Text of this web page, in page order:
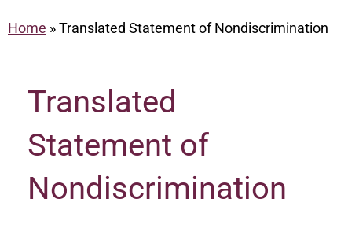
Home »Translated Statement of Nondiscrimination
Translated
Statement of
Nondiscrimination